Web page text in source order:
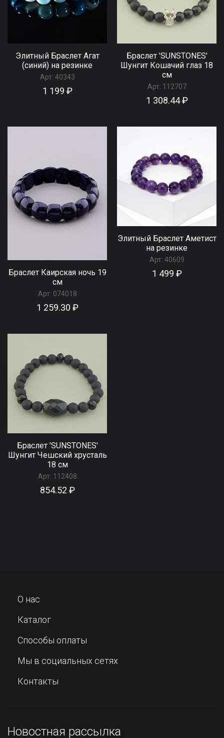
Элитный Браслет Агат
(синий) на резинке
Арт: 40343
1 199 ₽
Браслет 'SUNSTONES'
Шунгит Кошачий глаз 18
см
Арт: 112707
1 308.44 ₽
Браслет Каирская ночь 19
см
Арт: 074018
1 259.30 ₽
Элитный Браслет Аметист
на резинке
Арт: 40609
1 499 ₽
Браслет 'SUNSTONES'
Шунгит Чешский хрусталь
18 см
Арт: 112408
854.52 ₽
О нас
Каталог
Способы оплаты
Мы в социальных сетях
Контакты
Новостная рассылка